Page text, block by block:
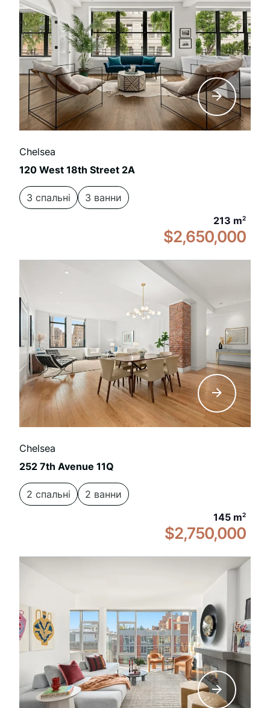
Chelsea
120 West 18th Street 2A
3 спальні
3 ванни
213 m2
$2,650,000
Chelsea
252 7th Avenue 11Q
2 спальні
2 ванни
145 m2
$2,750,000